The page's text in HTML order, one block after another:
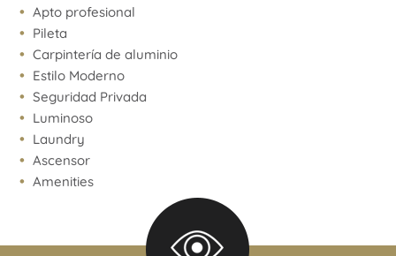
Apto profesional
Pileta
Carpintería de aluminio
Estilo Moderno
Seguridad Privada
Luminoso
Laundry
Ascensor
Amenities